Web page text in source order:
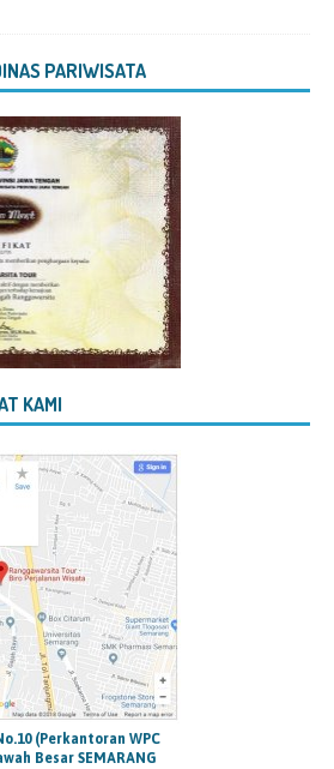
PARIWISATA
KAMI
(Perkantoran WPC
Besar SEMARANG